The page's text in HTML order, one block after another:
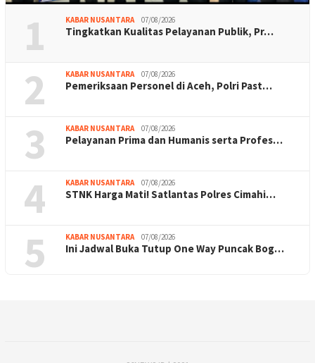
1 KABAR NUSANTARA 07/08/2026
Tingkatkan Kualitas Pelayanan Publik, Pr…
2 KABAR NUSANTARA 07/08/2026
Pemeriksaan Personel di Aceh, Polri Past…
3 KABAR NUSANTARA 07/08/2026
Pelayanan Prima dan Humanis serta Profes…
4 KABAR NUSANTARA 07/08/2026
STNK Harga Mati! Satlantas Polres Cimahi…
5 KABAR NUSANTARA 07/08/2026
Ini Jadwal Buka Tutup One Way Puncak Bog…